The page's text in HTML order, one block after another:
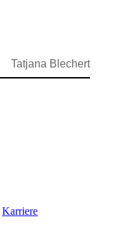
Tatjana Blechert
Karriere